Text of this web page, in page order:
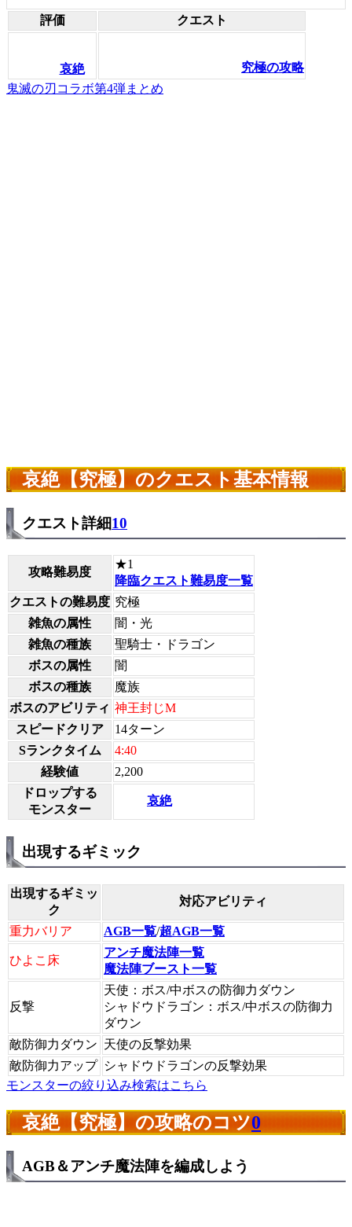
評価 クエスト
哀絶
究極の攻略
鬼滅の刃コラボ第4弾まとめ
哀絶【究極】のクエスト基本情報
クエスト詳細10
攻略難易度
★1
降臨クエスト難易度一覧
クエストの難易度 究極
雑魚の属性
闇・光
雑魚の種族
聖騎士・ドラゴン
ボスの属性
闇
ボスの種族
魔族
ボスのアビリティ 神王封じM
スピードクリア
14ターン
Sランクタイム
4:40
経験値
2,200
ドロップする
モンスター
哀絶
出現するギミック
出現するギミッ
ク
対応アビリティ
重力バリア AGB一覧/超AGB一覧
ひよこ床
アンチ魔法陣一覧
魔法陣ブースト一覧
反撃
天使：ボス/中ボスの防御力ダウン
シャドウドラゴン：ボス/中ボスの防御力
ダウン
敵防御力ダウン 天使の反撃効果
敵防御力アップ シャドウドラゴンの反撃効果
モンスターの絞り込み検索はこちら
哀絶【究極】の攻略のコツ0
AGB＆アンチ魔法陣を編成しよう